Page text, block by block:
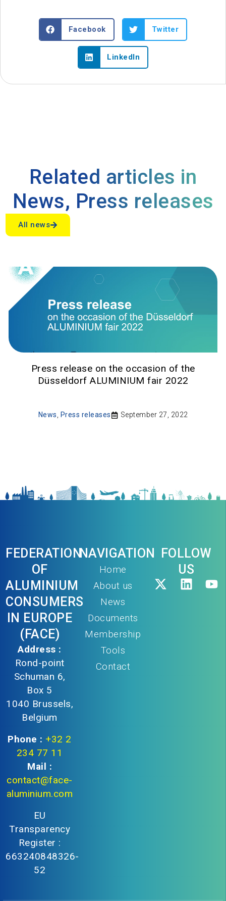
Facebook Twitter
LinkedIn
Related articles in
News, Press releases
All news
Press release on the occasion of the
Düsseldorf ALUMINIUM fair 2022
News Press releases September 27, 2022
FEDERATION
OF
ALUMINIUM
CONSUMERS
IN EUROPE
(FACE)
Address :
Rond-point
Schuman 6,
Box 5
1040 Brussels,
Belgium
Phone : +32 2
234 77 11
Mail :
contact@face-
aluminium.com
EU
Transparency
Register :
663240848326-
52
NAVIGATION
Home
About us
News
Documents
Membership
Tools
Contact
FOLLOW
US